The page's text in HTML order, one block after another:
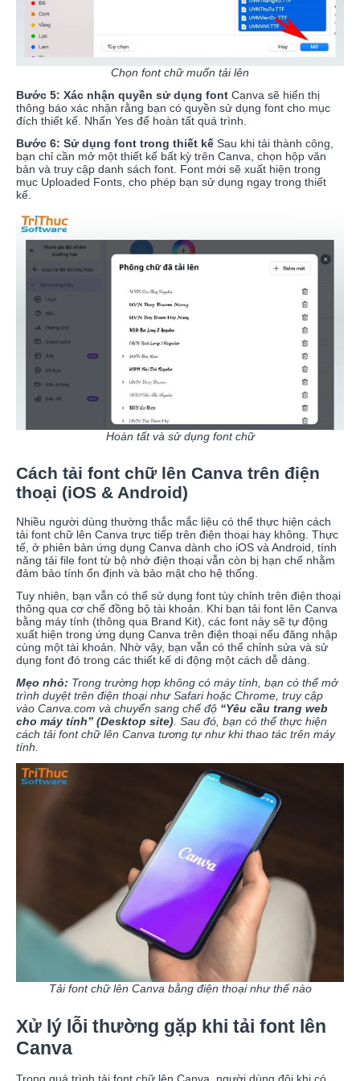
Chọn font chữ muốn tải lên
Bước 5: Xác nhận quyền sử dụng font Canva sẽ hiển thị
thông báo xác nhận rằng bạn có quyền sử dụng font cho mục
đích thiết kế. Nhấn Yes để hoàn tất quá trình.
Bước 6: Sử dụng font trong thiết kế Sau khi tải thành công,
bạn chỉ cần mở một thiết kế bất kỳ trên Canva, chọn hộp văn
bản và truy cập danh sách font. Font mới sẽ xuất hiện trong
mục Uploaded Fonts, cho phép bạn sử dụng ngay trong thiết
kế.
Hoàn tất và sử dụng font chữ
Cách tải font chữ lên Canva trên điện
thoại (iOS & Android)
Nhiều người dùng thường thắc mắc liệu có thể thực hiện cách
tải font chữ lên Canva trực tiếp trên điện thoại hay không. Thực
tế, ở phiên bản ứng dụng Canva dành cho iOS và Android, tính
năng tải file font từ bộ nhớ điện thoại vẫn còn bị hạn chế nhằm
đảm bảo tính ổn định và bảo mật cho hệ thống.
Tuy nhiên, bạn vẫn có thể sử dụng font tùy chỉnh trên điện thoại
thông qua cơ chế đồng bộ tài khoản. Khi bạn tải font lên Canva
bằng máy tính (thông qua Brand Kit), các font này sẽ tự động
xuất hiện trong ứng dụng Canva trên điện thoại nếu đăng nhập
cùng một tài khoản. Nhờ vậy, bạn vẫn có thể chỉnh sửa và sử
dụng font đó trong các thiết kế di động một cách dễ dàng.
Mẹo nhỏ: Trong trường hợp không có máy tính, bạn có thể mở
trình duyệt trên điện thoại như Safari hoặc Chrome, truy cập
vào Canva.com và chuyển sang chế độ “Yêu cầu trang web
cho máy tính” (Desktop site) . Sau đó, bạn có thể thực hiện
cách tải font chữ lên Canva tương tự như khi thao tác trên máy
tính.
Tải font chữ lên Canva bằng điện thoại như thế nào
Xử lý lỗi thường gặp khi tải font lên
Canva
Trong quá trình tải font chữ lên Canva, người dùng đôi khi có